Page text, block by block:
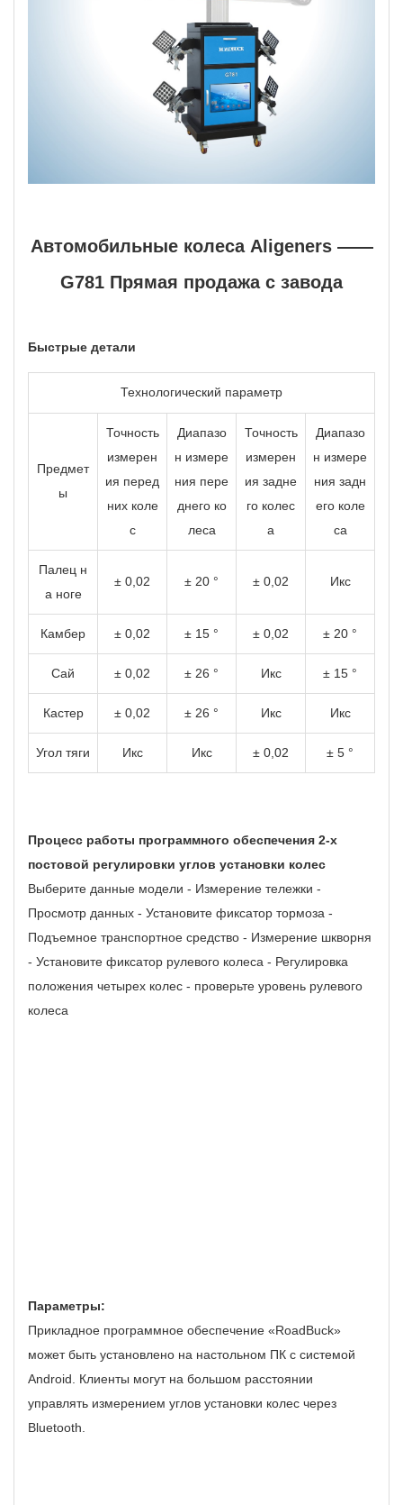
Автомобильные колеса Aligeners ——
G781 Прямая продажа с завода
Быстрые детали
Технологический параметр
Предмет
ы
Точность
измерен
ия перед
них коле
с
Диапазо
н измере
ния пере
днего ко
леса
Точность
измерен
ия задне
го колес
а
Диапазо
н измере
ния задн
его коле
са
Палец н
а ноге
± 0,02 ± 20 ° ± 0,02 Икс
Камбер ± 0,02 ± 15 ° ± 0,02 ± 20 °
Сай ± 0,02 ± 26 ° Икс ± 15 °
Кастер ± 0,02 ± 26 ° Икс Икс
Угол тяги Икс Икс ± 0,02 ± 5 °
Процесс работы программного обеспечения 2-х
постовой регулировки углов установки колес
Выберите данные модели - Измерение тележки -
Просмотр данных - Установите фиксатор тормоза -
Подъемное транспортное средство - Измерение шкворня
- Установите фиксатор рулевого колеса - Регулировка
положения четырех колес - проверьте уровень рулевого
колеса
Параметры:
Прикладное программное обеспечение «RoadBuck»
может быть установлено на настольном ПК с системой
Android. Клиенты могут на большом расстоянии
управлять измерением углов установки колес через
Bluetooth.